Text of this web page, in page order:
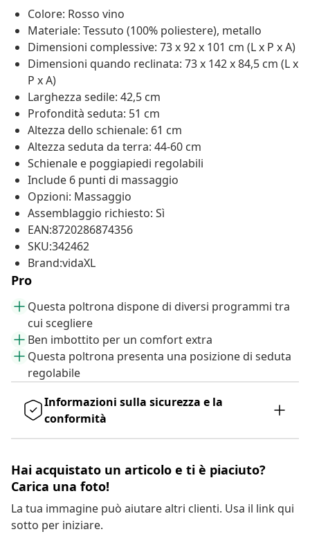
Colore: Rosso vino
Materiale: Tessuto (100% poliestere), metallo
Dimensioni complessive: 73 x 92 x 101 cm (L x P x A)
Dimensioni quando reclinata: 73 x 142 x 84,5 cm (L x
P x A)
Larghezza sedile: 42,5 cm
Profondità seduta: 51 cm
Altezza dello schienale: 61 cm
Altezza seduta da terra: 44-60 cm
Schienale e poggiapiedi regolabili
Include 6 punti di massaggio
Opzioni: Massaggio
Assemblaggio richiesto: Sì
EAN:8720286874356
SKU:342462
Brand:vidaXL
Pro
Questa poltrona dispone di diversi programmi tra
cui scegliere
Ben imbottito per un comfort extra
Questa poltrona presenta una posizione di seduta
regolabile
Informazioni sulla sicurezza e la
conformità
Hai acquistato un articolo e ti è piaciuto?
Carica una foto!
La tua immagine può aiutare altri clienti. Usa il link qui
sotto per iniziare.